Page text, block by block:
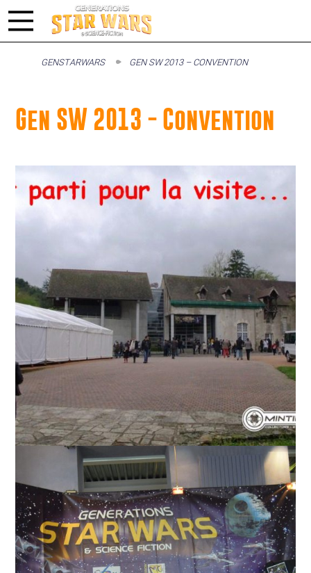
GENSTARWARS GEN SW 2013 – CONVENTION
Gen SW 2013 - Convention